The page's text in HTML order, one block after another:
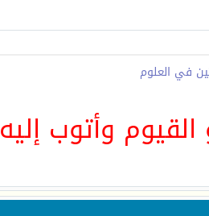
في العلوم
وأتوب إليه